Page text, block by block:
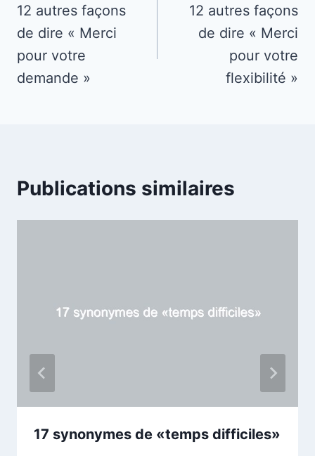
de
l’article
12 autres façons
de dire « Merci
pour votre
demande »
12 autres façons
de dire « Merci
pour votre
flexibilité »
Publications similaires
17 synonymes de «temps difficiles»